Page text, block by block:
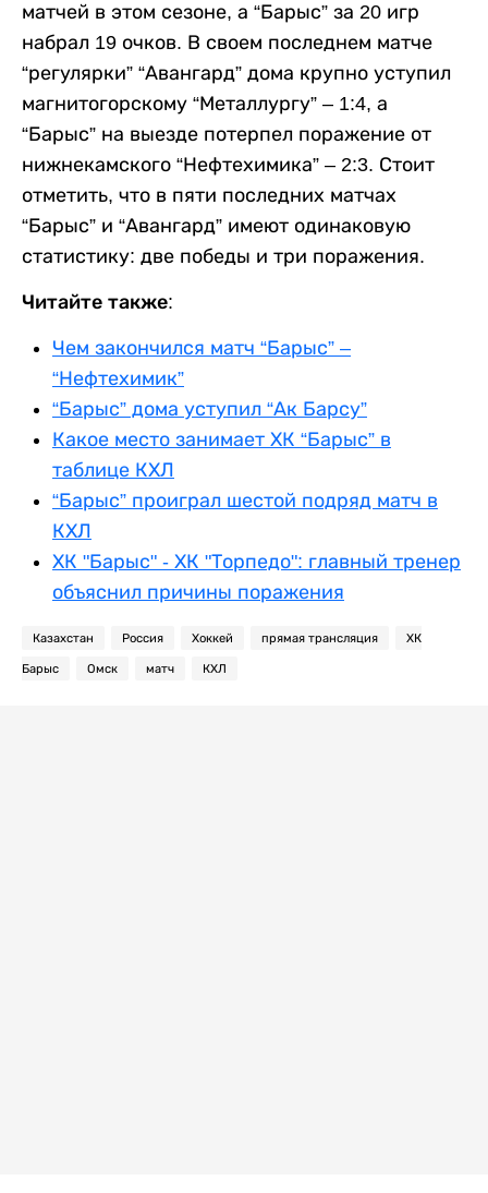
матчей в этом сезоне, а “Барыс” за 20 игр
набрал 19 очков. В своем последнем матче
“регулярки” “Авангард” дома крупно уступил
магнитогорскому “Металлургу” – 1:4, а
“Барыс” на выезде потерпел поражение от
нижнекамского “Нефтехимика” – 2:3. Стоит
отметить, что в пяти последних матчах
“Барыс” и “Авангард” имеют одинаковую
статистику: две победы и три поражения.
Читайте также:
Чем закончился матч “Барыс” –
“Нефтехимик”
“Барыс” дома уступил “Ак Барсу”
Какое место занимает ХК “Барыс” в
таблице КХЛ
“Барыс” проиграл шестой подряд матч в
КХЛ
ХК "Барыс" - ХК "Торпедо": главный тренер
объяснил причины поражения
Казахстан Россия Хоккей прямая трансляция ХК
Барыс Омск матч КХЛ